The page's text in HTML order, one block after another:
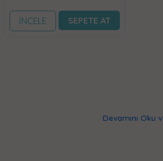
SEPETE AT
İNCELE
Devamını Oku v